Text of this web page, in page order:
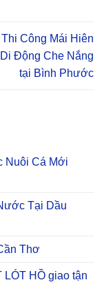
Công Mái Hiên
Động Che Nắng
tại Bình Phước
Nuôi Cá Mới
Tại Dầu
Thơ
LÓT HỒ giao tận